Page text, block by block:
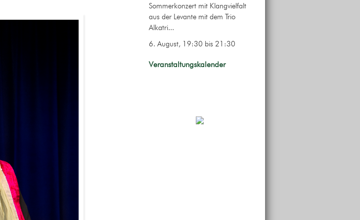
Sommerkonzert mit Klangvielfalt
aus der Levante mit dem Trio
Alkatri...
6. August, 19:30 bis 21:30
Veranstaltungskalender